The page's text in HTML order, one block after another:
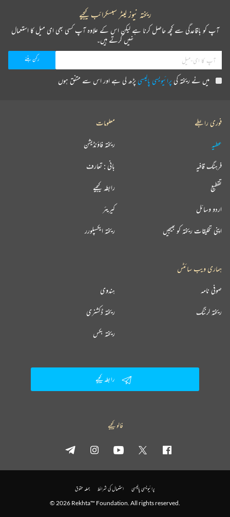
ریختہ نیوز لیٹر سبسکرائب کیجیے
آپ کو باقاعدگی سے کچھ حاصل کرنا ہے لیکن اس کے علاوہ آپ کسی بھی ای میل کا استعمال
نہیں کرتے ہیں۔
میں نے ریختہ کیپرائیویسی پالیسیپڑھ لی ہے اور اس سے متفق ہوں
فوری رابطے
عطیہ
فرہنگ قافیہ
تقطیع
اردو وسائل
اپنی تخلیقات ریختہ کو بھیجیں
معلومات
ریختہ فاؤنڈیشن
بانی : تعارف
رابطہ کیجیے
کیریئر
ریختہ ایکسپلورر
ہماری ویب سائٹس
ہندوی صوفی نامہ
ریختہ ڈکشنری ریختہ لرننگ
ریختہ بکس
رابطہ کیجیے
فالو کیجیے
پرائیویسی پالیسی استعمال کی شرائط جملہ حقوق
© 2026 Rekhta™ Foundation. All rights reserved.